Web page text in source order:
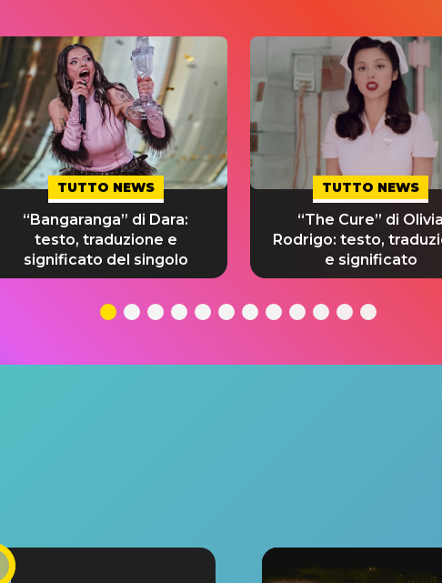
TUTTO NEWS
“Bangaranga” di Dara:
testo, traduzione e
significato del singolo
TUTTO NEWS
“The Cure” di Olivia
Rodrigo: testo,
e significato